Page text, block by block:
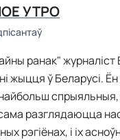
УТРО
ранак" журналіст
жыцця ў Беларусі. Ён
спрыяльныя, а
разглядаюцца
рэгіёнах, і іх